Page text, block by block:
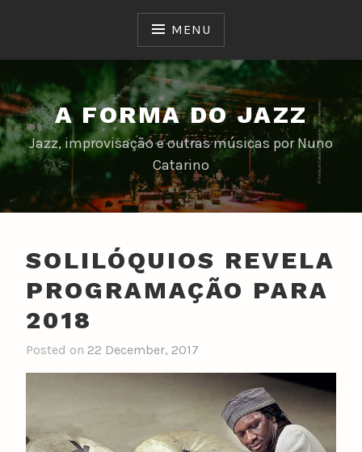
MENU
A FORMA DO JAZZ
Jazz, improvisação e outras músicas por Nuno
Catarino
SOLILÓQUIOS REVELA
PROGRAMAÇÃO PARA
2018
Posted on 22 December, 2017
y
n
o